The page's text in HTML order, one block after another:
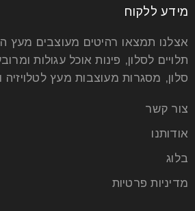
מידע ללקוח
אצלנו תמצאו רהיטים מעוצבים מעץ
תלויים לסלון, פינות אוכל עגולות
סלון, מסגרות מעוצבות מעץ לטלויזיה
צור קשר
אודותנו
בלוג
מדיניות פרטיות